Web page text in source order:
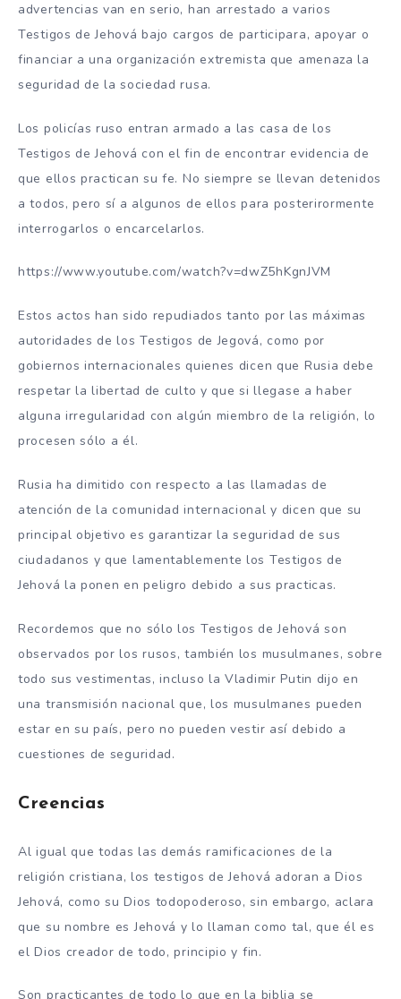
advertencias van en serio, han arrestado a varios
Testigos de Jehová bajo cargos de participara, apoyar o
financiar a una organización extremista que amenaza la
seguridad de la sociedad rusa.
Los policías ruso entran armado a las casa de los
Testigos de Jehová con el fin de encontrar evidencia de
que ellos practican su fe. No siempre se llevan detenidos
a todos, pero sí a algunos de ellos para posterirormente
interrogarlos o encarcelarlos.
https://www.youtube.com/watch?v=dwZ5hKgnJVM
Estos actos han sido repudiados tanto por las máximas
autoridades de los Testigos de Jegová, como por
gobiernos internacionales quienes dicen que Rusia debe
respetar la libertad de culto y que si llegase a haber
alguna irregularidad con algún miembro de la religión, lo
procesen sólo a él.
Rusia ha dimitido con respecto a las llamadas de
atención de la comunidad internacional y dicen que su
principal objetivo es garantizar la seguridad de sus
ciudadanos y que lamentablemente los Testigos de
Jehová la ponen en peligro debido a sus practicas.
Recordemos que no sólo los Testigos de Jehová son
observados por los rusos, también los musulmanes, sobre
todo sus vestimentas, incluso la Vladimir Putin dijo en
una transmisión nacional que, los musulmanes pueden
estar en su país, pero no pueden vestir así debido a
cuestiones de seguridad.
Creencias
Al igual que todas las demás ramificaciones de la
religión cristiana, los testigos de Jehová adoran a Dios
Jehová, como su Dios todopoderoso, sin embargo, aclara
que su nombre es Jehová y lo llaman como tal, que él es
el Dios creador de todo, principio y fin.
Son practicantes de todo lo que en la biblia se